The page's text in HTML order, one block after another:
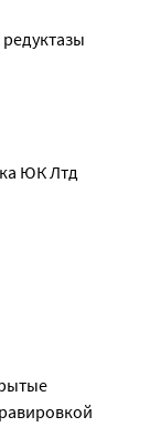
ЮК Лтд